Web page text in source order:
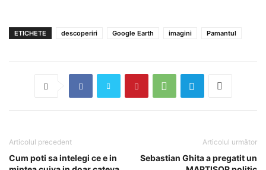
ETICHETE descoperiri Google Earth imagini Pamantul
Articolul precedent
Cum poti sa intelegi ce e in
Articolul următor
Sebastian Ghita a pregatit un